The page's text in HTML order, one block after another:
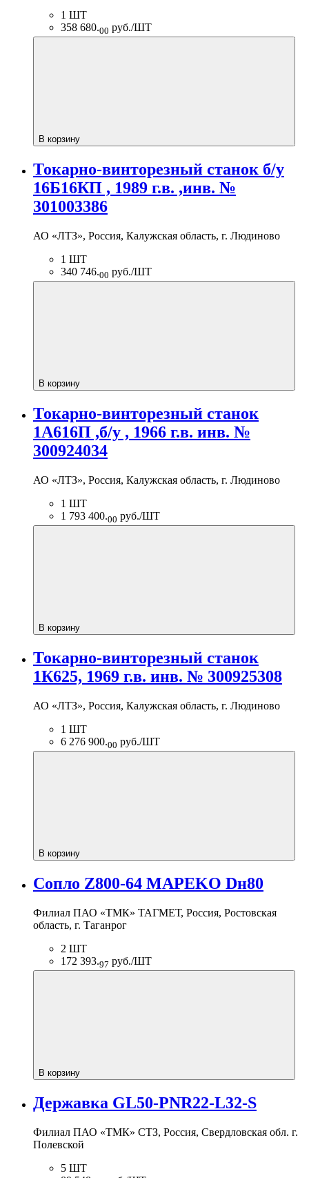
1 ШТ
358 680.00 руб./ШТ
В корзину
Токарно-винторезный станок б/у
16Б16КП , 1989 г.в. ,инв. №
301003386
АО «ЛТЗ», Россия, Калужская область, г. Людиново
1 ШТ
340 746.00 руб./ШТ
В корзину
Токарно-винторезный станок
1А616П ,б/у , 1966 г.в. инв. №
300924034
АО «ЛТЗ», Россия, Калужская область, г. Людиново
1 ШТ
1 793 400.00 руб./ШТ
В корзину
Токарно-винторезный станок
1К625, 1969 г.в. инв. № 300925308
АО «ЛТЗ», Россия, Калужская область, г. Людиново
1 ШТ
6 276 900.00 руб./ШТ
В корзину
Сопло Z800-64 MAPEKO Dн80
Филиал ПАО «ТМК» ТАГМЕТ, Россия, Ростовская
область, г. Таганрог
2 ШТ
172 393.97 руб./ШТ
В корзину
Державка GL50-PNR22-L32-S
Филиал ПАО «ТМК» СТЗ, Россия, Свердловская обл. г.
Полевской
5 ШТ